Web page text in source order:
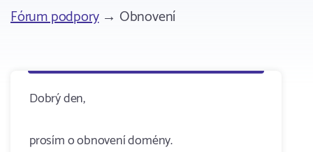
Fórum podpory→ Obnovení
Dobrý den,
prosím o obnovení domény.